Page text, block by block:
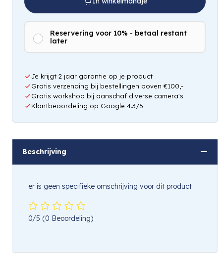
Reservering voor 10% - betaal restant
later
Je krijgt 2 jaar garantie op je product
Gratis verzending bij bestellingen boven €100,-
Gratis workshop bij aanschaf diverse camera's
Klantbeoordeling op Google 4.3/5
Beschrijving
er is geen specifieke omschrijving voor dit product
0/5 (0 Beoordeling)